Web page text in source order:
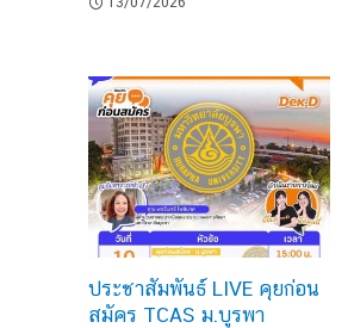
ประชาสัมพันธ์ LIVE คุยก่อน
สมัคร TCAS ม.บูรพา